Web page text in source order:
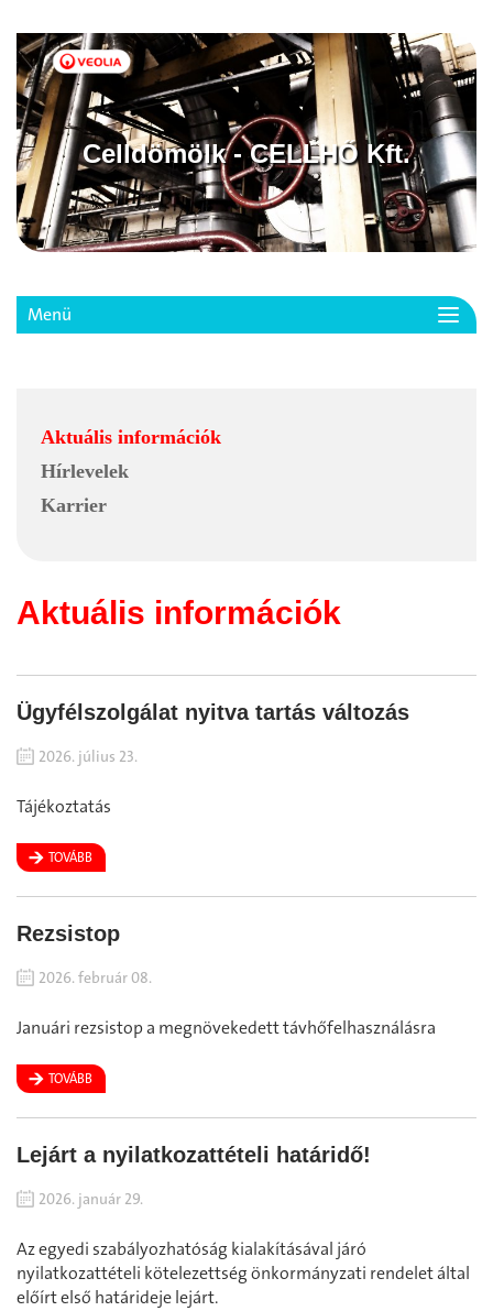
Celldömölk - CELLHŐ Kft.
Menü
Aktuális információk
Hírlevelek
Karrier
Aktuális információk
Ügyfélszolgálat nyitva tartás változás
2026. július 23.
Tájékoztatás
TOVÁBB
Rezsistop
2026. február 08.
Januári rezsistop a megnövekedett távhőfelhasználásra
TOVÁBB
Lejárt a nyilatkozattételi határidő!
2026. január 29.
Az egyedi szabályozhatóság kialakításával járó
nyilatkozattételi kötelezettség önkormányzati rendelet által
előírt első határideje lejárt.